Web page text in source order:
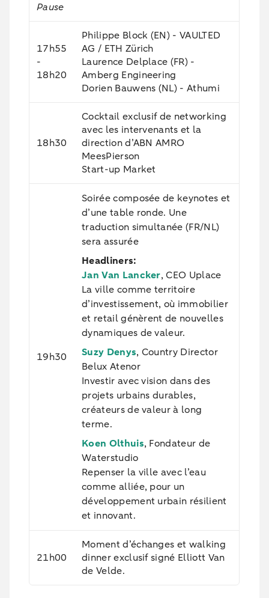
Pause
17h55
-
18h20
Philippe Block (EN) - VAULTED
AG / ETH Zürich
Laurence Delplace (FR) -
Amberg Engineering
Dorien Bauwens (NL) - Athumi
18h30
Cocktail exclusif de networking
avec les intervenants et la
direction d’ABN AMRO
MeesPierson
Start-up Market
19h30
Soirée composée de keynotes et
d’une table ronde. Une
traduction simultanée (FR/NL)
sera assurée
Headliners:
Jan Van Lancker, CEO Uplace
La ville comme territoire
d’investissement, où immobilier
et retail génèrent de nouvelles
dynamiques de valeur.
Suzy Denys, Country Director
Belux Atenor
Investir avec vision dans des
projets urbains durables,
créateurs de valeur à long
terme.
Koen Olthuis, Fondateur de
Waterstudio
Repenser la ville avec l’eau
comme alliée, pour un
développement urbain résilient
et innovant.
21h00
Moment d’échanges et walking
dinner exclusif signé Elliott Van
de Velde.